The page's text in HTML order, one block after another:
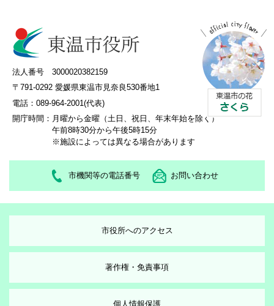
法人番号 3000020382159
〒791-0292 愛媛県東温市見奈良530番地1
電話：089-964-2001(代表)
開庁時間： 月曜から金曜（土日、祝日、年末年始を除く）
午前8時30分から午後5時15分
※施設によっては異なる場合があります
市機関等の電話番号 お問い合わせ
市役所へのアクセス
著作権・免責事項
個人情報保護